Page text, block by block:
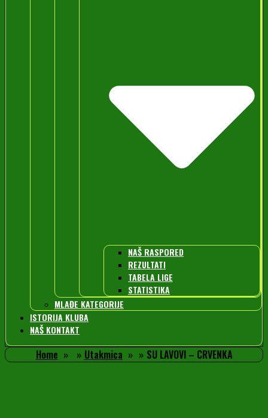
NAŠ RASPORED
REZULTATI
TABELA LIGE
STATISTIKA
MLAĐE KATEGORIJE
ISTORIJA KLUBA
NAŠ KONTAKT
Home Utakmica SU LAVOVI – CRVENKA